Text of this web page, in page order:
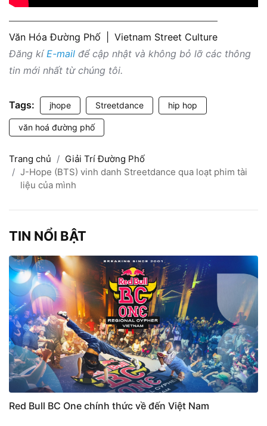
Văn Hóa Đường Phố
Vietnam Street Culture
Đăng kíE-mail để cập nhật và không bỏ lỡ các thông
tin mới nhất từ chúng tôi.
Tags: jhope Streetdance hip hop
văn hoá đường phố
Trang chủ
Giải Trí Đường Phố
J-Hope (BTS) vinh danh Streetdance qua loạt phim tài
liệu của mình
TIN NỔI BẬT
Red Bull BC One chính thức về đến Việt Nam